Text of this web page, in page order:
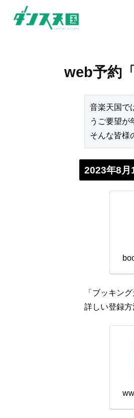
web予約
音楽天国で
うご要望が
そんな皆様
2023年8月
「ブッキン
詳しい登録方